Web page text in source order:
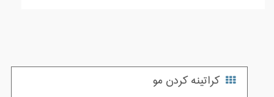
کراتینه کردن مو